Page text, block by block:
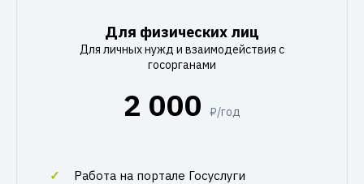
Для физических лиц
Для личных нужд и взаимодействия с
госорганами
2 000 ₽/год
Работа на портале Госуслуги